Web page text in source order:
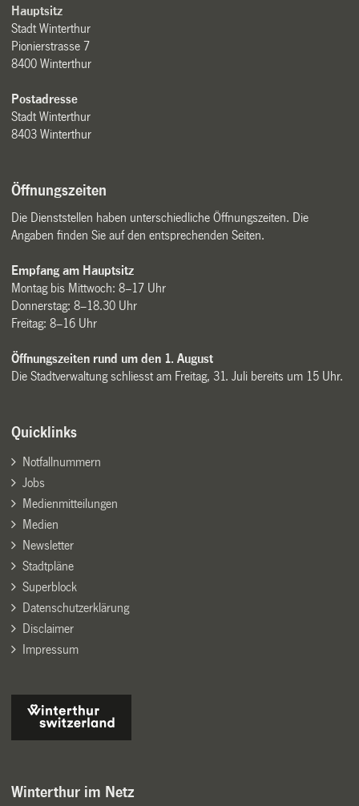
Hauptsitz
Stadt Winterthur
Pionierstrasse 7
8400 Winterthur
Postadresse
Stadt Winterthur
8403 Winterthur
Öffnungszeiten
Die Dienststellen haben unterschiedliche Öffnungszeiten. Die
Angaben finden Sie auf den entsprechenden Seiten.
Empfang am Hauptsitz
Montag bis Mittwoch: 8–17 Uhr
Donnerstag: 8–18.30 Uhr
Freitag: 8–16 Uhr
Öffnungszeiten rund um den 1. August
Die Stadtverwaltung schliesst am Freitag, 31. Juli bereits um 15 Uhr.
Quicklinks
Notfallnummern
Jobs
Medienmitteilungen
Medien
Newsletter
Stadtpläne
Superblock
Datenschutzerklärung
Disclaimer
Impressum
Winterthur im Netz